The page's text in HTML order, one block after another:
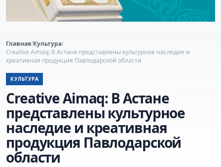
Главная/Культура/
Creative Aimaq: В Астане представлены культурное наследие и
креативная продукция Павлодарской области
КУЛЬТУРА
Creative Aimaq: В Астане
представлены культурное
наследие и креативная
продукция Павлодарской
области